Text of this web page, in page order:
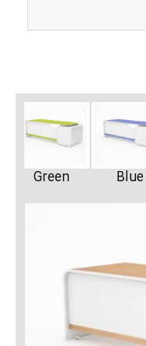
Blue
Green